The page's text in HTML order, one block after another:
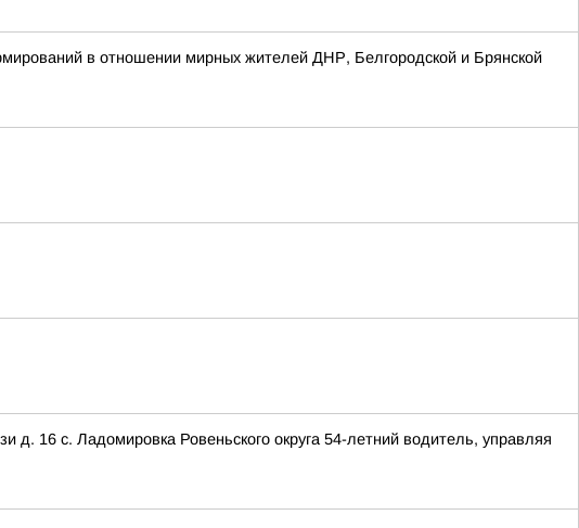
в отношении мирных жителей ДНР, Белгородской и Брянской
16 с. Ладомировка Ровеньского округа 54-летний водитель, управляя